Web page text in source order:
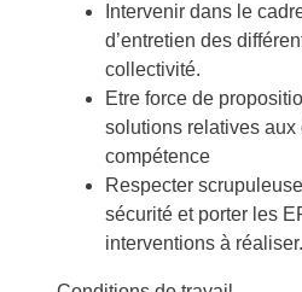
Intervenir dans le
d’entretien des
collectivité.
Etre force de
solutions relatives aux
compétence
Respecter
sécurité et porter les
interventions à réaliser.